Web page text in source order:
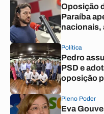
Oposição
Paraíba
nacionais,
Política
Pedro
PSD e
oposição
Pleno Poder
Eva